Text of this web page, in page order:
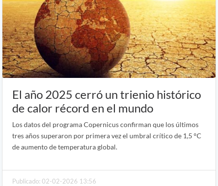
El año 2025 cerró un trienio histórico
de calor récord en el mundo
Los datos del programa Copernicus confirman que los últimos
tres años superaron por primera vez el umbral crítico de 1,5 °C
de aumento de temperatura global.
Publicado: 02-02-2026 13:56